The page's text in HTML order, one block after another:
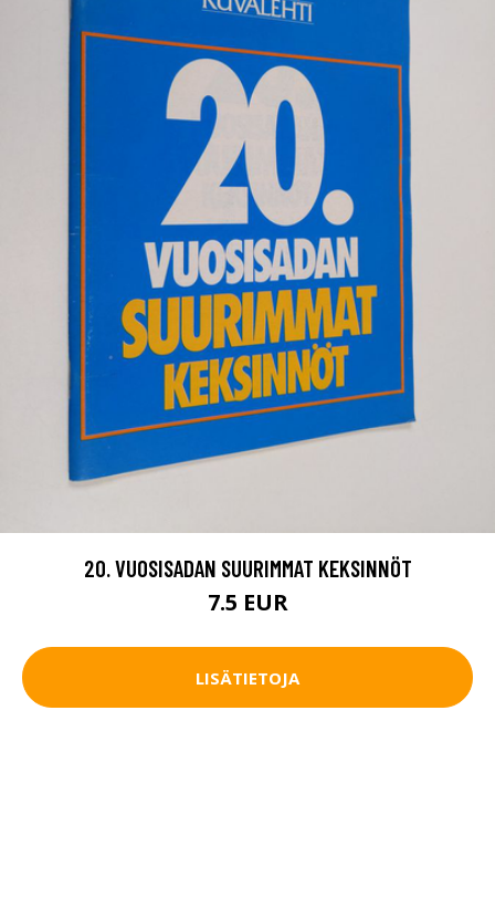
20. VUOSISADAN SUURIMMAT KEKSINNÖT
7.5 EUR
LISÄTIETOJA